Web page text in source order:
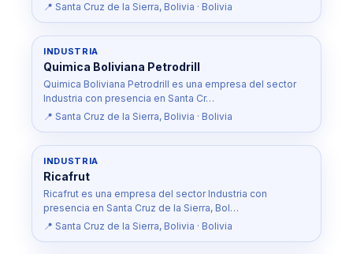
📍 Santa Cruz de la Sierra, Bolivia · Bolivia
INDUSTRIA
Quimica Boliviana Petrodrill
Quimica Boliviana Petrodrill es una empresa del sector
Industria con presencia en Santa Cr…
📍 Santa Cruz de la Sierra, Bolivia · Bolivia
INDUSTRIA
Ricafrut
Ricafrut es una empresa del sector Industria con
presencia en Santa Cruz de la Sierra, Bol…
📍 Santa Cruz de la Sierra, Bolivia · Bolivia